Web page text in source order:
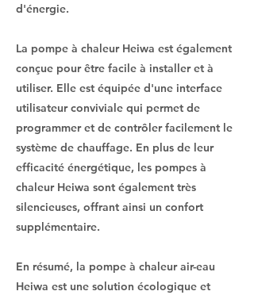
d'énergie.
La pompe à chaleur Heiwa est également
conçue pour être facile à installer et à
utiliser. Elle est équipée d'une interface
utilisateur conviviale qui permet de
programmer et de contrôler facilement le
système de chauffage. En plus de leur
efficacité énergétique, les pompes à
chaleur Heiwa sont également très
silencieuses, offrant ainsi un confort
supplémentaire.
En résumé, la pompe à chaleur air-eau
Heiwa est une solution écologique et